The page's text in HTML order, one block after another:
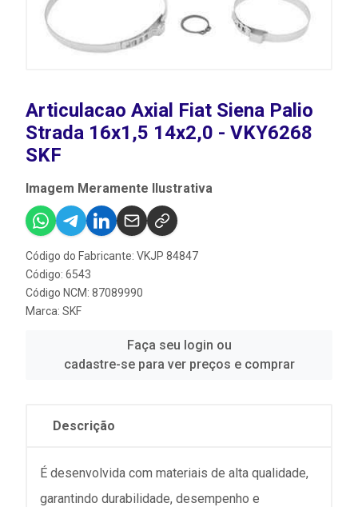
Articulacao Axial Fiat Siena Palio
Strada 16x1,5 14x2,0 - VKY6268
SKF
Imagem Meramente Ilustrativa
Código do Fabricante: VKJP 84847
Código: 6543
Código NCM: 87089990
Marca: SKF
Faça seu login ou
cadastre-se para ver preços e comprar
Descrição
É desenvolvida com materiais de alta qualidade,
garantindo durabilidade, desempenho e